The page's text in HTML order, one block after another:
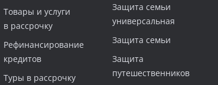
Товары и услуги
в рассрочку
Рефинансирование
кредитов
Туры в рассрочку
Защита семьи
универсальная
Защита семьи
Защита
путешественников